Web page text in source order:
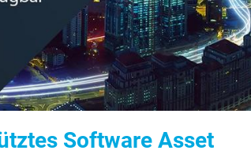
Software Asset